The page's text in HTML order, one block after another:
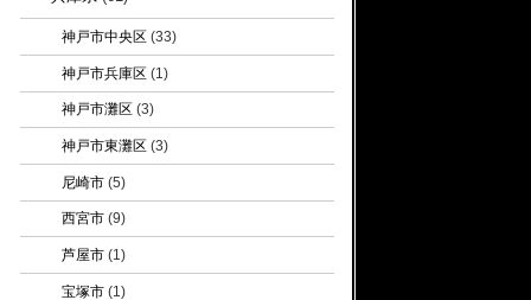
神戸市中央区(33)
神戸市兵庫区(1)
神戸市灘区 (3)
神戸市東灘区(3)
尼崎市(5)
西宮市(9)
芦屋市(1)
宝塚市(1)